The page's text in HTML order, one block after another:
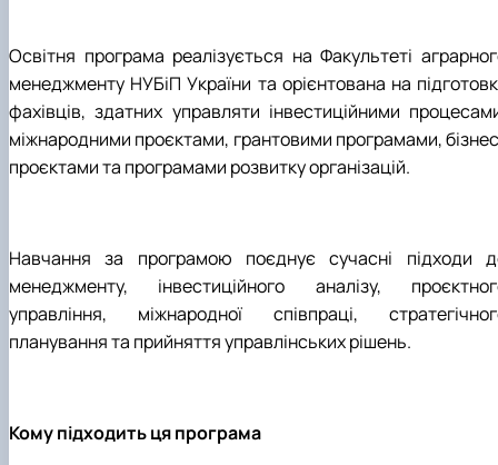
Освітня програма реалізується на Факультеті
менеджменту НУБіП України та орієнтована на
фахівців, здатних управляти інвестиційними
міжнародними проєктами, грантовими програмами,
проєктами та програмами розвитку організацій.
Навчання за програмою поєднує сучасні підходи
менеджменту, інвестиційного аналізу,
управління, міжнародної співпраці,
планування та прийняття управлінських рішень.
Кому підходить ця програма